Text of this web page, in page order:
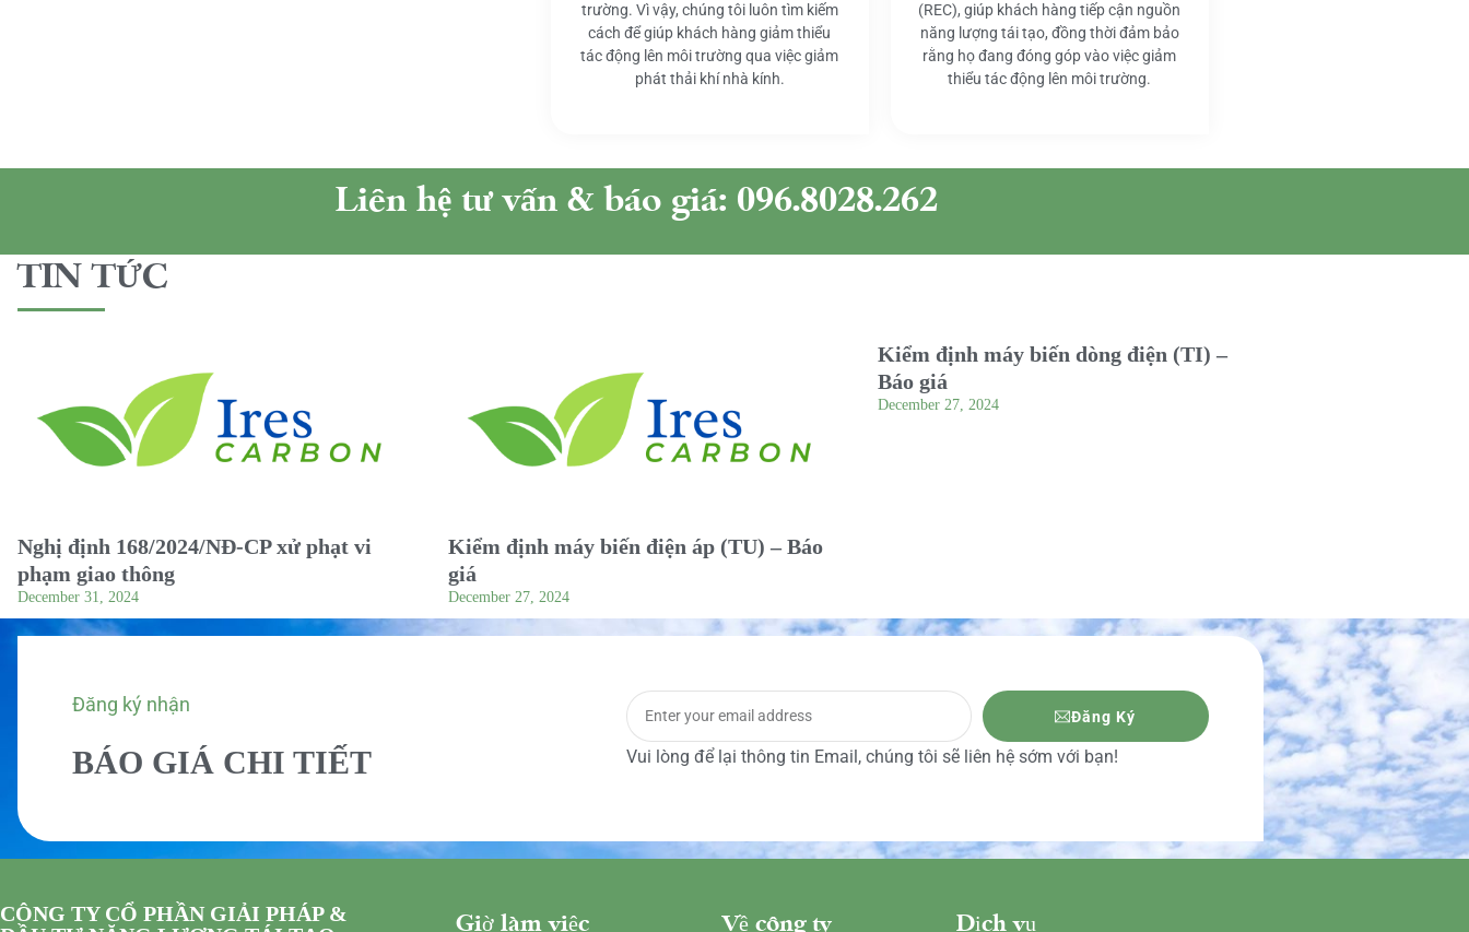
trường. Vì vậy, chúng tôi luôn tìm kiếm
cách để giúp khách hàng giảm thiểu
tác động lên môi trường qua việc giảm
phát thải khí nhà kính.
(REC), giúp khách hàng tiếp cận nguồn
năng lượng tái tạo, đồng thời đảm bảo
rằng họ đang đóng góp vào việc giảm
thiểu tác động lên môi trường.
Liên hệ tư vấn & báo giá: 096.8028.262
TIN TỨC
Nghị định 168/2024/NĐ-CP xử phạt vi
phạm giao thông
December 31, 2024
Kiểm định máy biến điện áp (TU) – Báo
giá
December 27, 2024
Kiểm định máy biến dòng điện (TI) –
Báo giá
December 27, 2024
Đăng ký nhận
BÁO GIÁ CHI TIẾT
Đăng Ký
Vui lòng để lại thông tin Email, chúng tôi sẽ liên hệ sớm với bạn!
CÔNG TY CỔ PHẦN GIẢI PHÁP &
Giờ làm việc Về công ty Dịch vụ